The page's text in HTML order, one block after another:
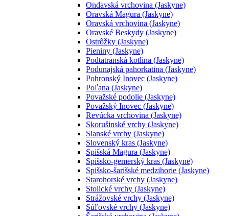
Ondavská vrchovina (Jaskyne)
Oravská Magura (Jaskyne)
Oravská vrchovina (Jaskyne)
Oravské Beskydy (Jaskyne)
Ostrôžky (Jaskyne)
Pieniny (Jaskyne)
Podtatranská kotlina (Jaskyne)
Podunajská pahorkatina (Jaskyne)
Pohronský Inovec (Jaskyne)
Poľana (Jaskyne)
Považské podolie (Jaskyne)
Považský Inovec (Jaskyne)
Revúcka vrchovina (Jaskyne)
Skorušinské vrchy (Jaskyne)
Slanské vrchy (Jaskyne)
Slovenský kras (Jaskyne)
Spišská Magura (Jaskyne)
Spišsko-gemerský kras (Jaskyne)
Spišsko-šarišské medzihorie (Jaskyne)
Starohorské vrchy (Jaskyne)
Stolické vrchy (Jaskyne)
Strážovské vrchy (Jaskyne)
Súľovské vrchy (Jaskyne)